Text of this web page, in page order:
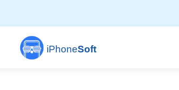
iPhoneSoft